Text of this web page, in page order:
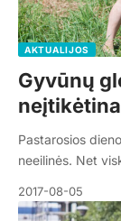
AKTUALIJOS
Gyvūnų
Pastarosios
neeilinės. Net
2017-08-05